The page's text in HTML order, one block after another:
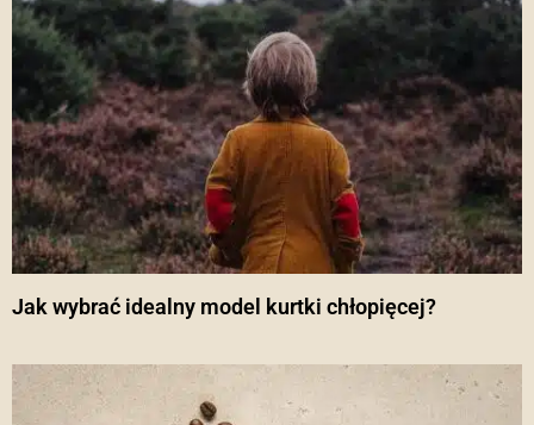
Jak wybrać idealny model kurtki chłopięcej?